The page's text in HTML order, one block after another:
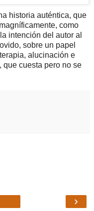
historia auténtica, que
como
intención del autor al
sobre un papel
alucinación e
que cuesta pero no se
›